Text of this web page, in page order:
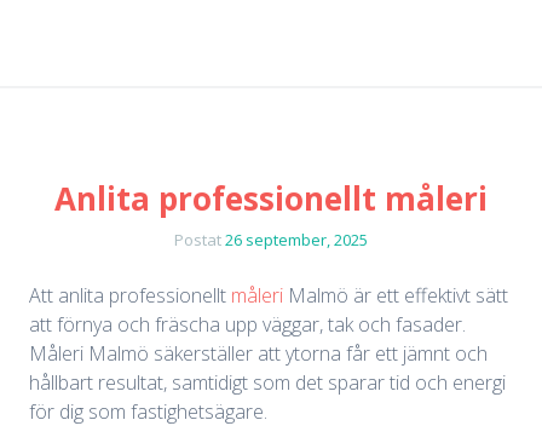
Anlita professionellt måleri
Postat26 september, 2025
Att anlita professionellt måleri Malmö är ett effektivt sätt
att förnya och fräscha upp väggar, tak och fasader.
Måleri Malmö säkerställer att ytorna får ett jämnt och
hållbart resultat, samtidigt som det sparar tid och energi
för dig som fastighetsägare.